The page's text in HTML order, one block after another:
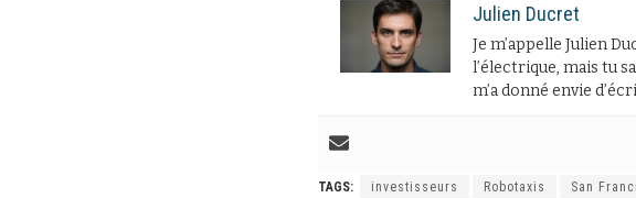
Julien Ducret
Je m’appelle Julien
l’électrique, mais tu
m’a donné envie
TAGS: investisseurs Robotaxis San